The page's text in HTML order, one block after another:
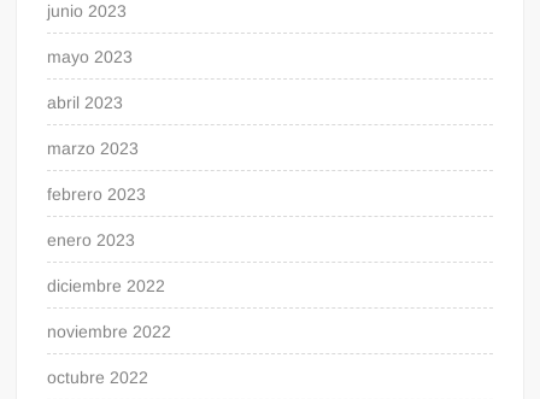
junio 2023
mayo 2023
abril 2023
marzo 2023
febrero 2023
enero 2023
diciembre 2022
noviembre 2022
octubre 2022